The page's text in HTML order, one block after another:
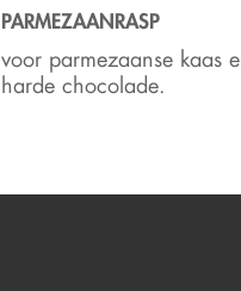
PARMEZAANRASP
voor parmezaanse kaas
harde chocolade.